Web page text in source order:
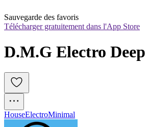
Sauvegarde des favoris
Télécharger gratuitement dans l'App Store
D.M.G Electro
HouseElectroMinimal